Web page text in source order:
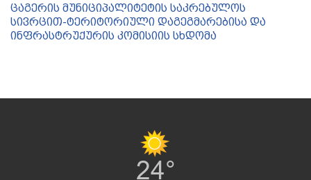
ცაგერის მუნიციპალიტეტის საკრებულოს
სივრცით-ტერიტორიული დაგეგმარებისა და
ინფრასტრუქურის კომისიის სხდომა
24°